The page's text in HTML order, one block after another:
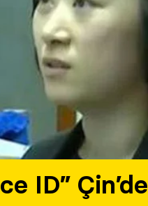
ID” Çin’de